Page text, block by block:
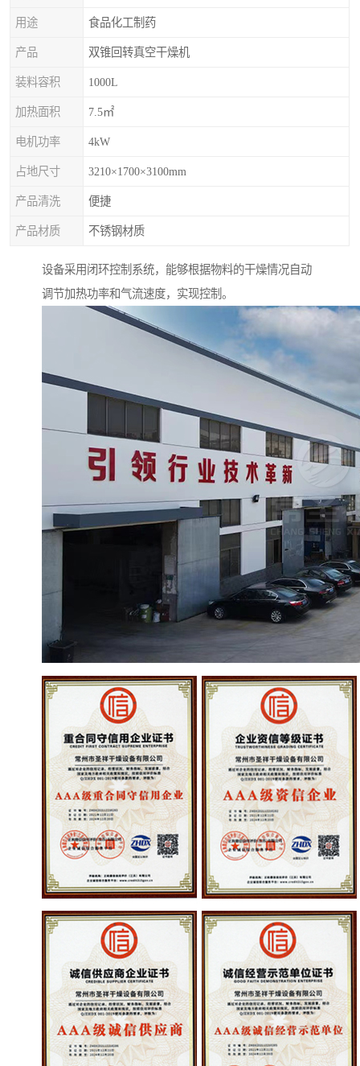
用途 食品化工制药
产品 双锥回转真空干燥机
装料容积 1000L
加热面积 7.5㎡
电机功率 4kW
占地尺寸 3210×1700×3100mm
产品清洗 便捷
产品材质 不锈钢材质
设备采用闭环控制系统，能够根据物料的干燥情况自动
调节加热功率和气流速度，实现控制。